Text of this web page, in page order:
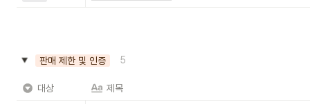
판매 제한 및 인증 5
대상 제목